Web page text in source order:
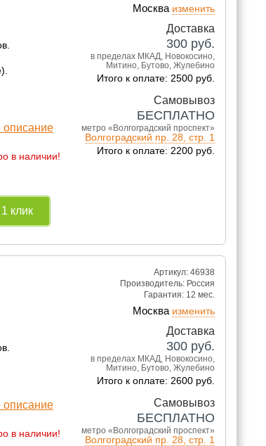
Москва изменить
Доставка
300 руб.
в пределах МКАД, Новокосино,
Митино, Бутово, Жулебино
Итого к оплате: 2500 руб.
Самовывоз
БЕСПЛАТНО
метро «Волгоградский проспект»
Волгоградский пр. 28, стр. 1
Итого к оплате: 2200 руб.
описание
в наличии!
клик
Артикул: 46938
Производитель: Россия
Гарантия: 12 мес.
Москва изменить
Доставка
300 руб.
в пределах МКАД, Новокосино,
Митино, Бутово, Жулебино
Итого к оплате: 2600 руб.
Самовывоз
БЕСПЛАТНО
метро «Волгоградский проспект»
Волгоградский пр. 28, стр. 1
описание
в наличии!